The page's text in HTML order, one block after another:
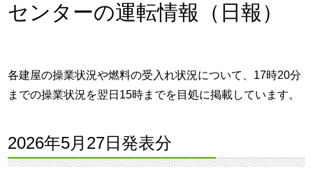
センターの運転情報（日報）
各建屋の操業状況や燃料の受入れ状況について、17時20分
までの操業状況を翌日15時までを目処に掲載しています。
2026年5月27日発表分